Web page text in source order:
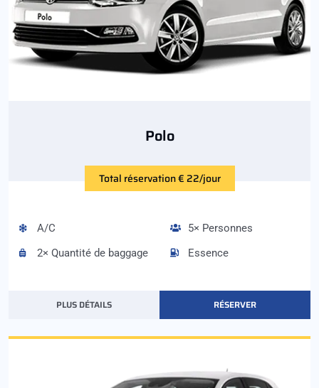
Polo
Total réservation € 22/jour
A/C
2× Quantité de baggage
5× Personnes
Essence
PLUS DÉTAILS RÉSERVER